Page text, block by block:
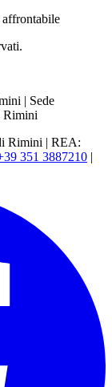
| Sede
Rimini
Rimini | REA:
351 3887210 |